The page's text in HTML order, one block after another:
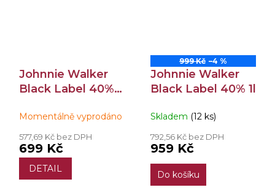
Johnnie Walker
Black Label 40%
Momentálně vyprodáno
577,69 Kč bez DPH
699 Kč
DETAIL
999 Kč –4 %
Johnnie Walker
Black Label 40% 1l
Skladem (12 ks)
792,56 Kč bez DPH
959 Kč
Do košíku